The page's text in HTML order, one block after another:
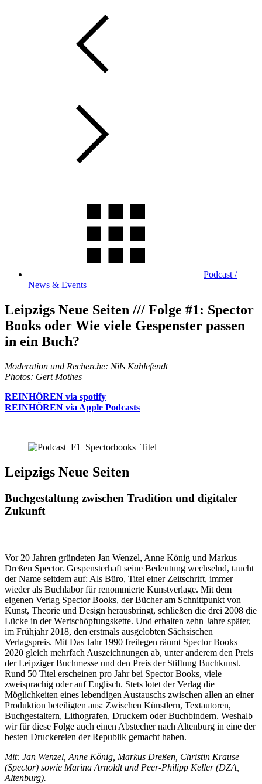
Podcast /
News & Events
Leipzigs Neue Seiten /// Folge #1: Spector
Books oder Wie viele Gespenster passen
in ein Buch?
Moderation und Recherche: Nils Kahlefendt
Photos: Gert Mothes
REINHÖREN via spotify
REINHÖREN via Apple Podcasts
Leipzigs Neue Seiten
Buchgestaltung zwischen Tradition und digitaler
Zukunft
Vor 20 Jahren gründeten Jan Wenzel, Anne König und Markus
Dreßen Spector. Gespensterhaft seine Bedeutung wechselnd, taucht
der Name seitdem auf: Als Büro, Titel einer Zeitschrift, immer
wieder als Buchlabor für renommierte Kunstverlage. Mit dem
eigenen Verlag Spector Books, der Bücher am Schnittpunkt von
Kunst, Theorie und Design herausbringt, schließen die drei 2008 die
Lücke in der Wertschöpfungskette. Und erhalten zehn Jahre später,
im Frühjahr 2018, den erstmals ausgelobten Sächsischen
Verlagspreis. Mit Das Jahr 1990 freilegen räumt Spector Books
2020 gleich mehrfach Auszeichnungen ab, unter anderem den Preis
der Leipziger Buchmesse und den Preis der Stiftung Buchkunst.
Rund 50 Titel erscheinen pro Jahr bei Spector Books, viele
zweisprachig oder auf Englisch. Stets lotet der Verlag die
Möglichkeiten eines lebendigen Austauschs zwischen allen an einer
Produktion beteiligten aus: Zwischen Künstlern, Textautoren,
Buchgestaltern, Lithografen, Druckern oder Buchbindern. Weshalb
wir für diese Folge auch einen Abstecher nach Altenburg in eine der
besten Druckereien der Republik gemacht haben.
Mit: Jan Wenzel, Anne König, Markus Dreßen, Christin Krause
(Spector) sowie Marina Arnoldt und Peer-Philipp Keller (DZA,
Altenburg).